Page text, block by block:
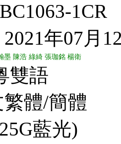
1CR
年07月
墨 陳浩 綠綺 張珈銘 楊衛
雙語
體/簡體
藍光)